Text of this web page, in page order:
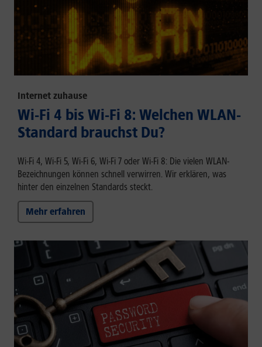
Internet zuhause
Wi-Fi 4 bis Wi-Fi 8: Welchen WLAN-
Standard brauchst Du?
Wi-Fi 4, Wi-Fi 5, Wi-Fi 6, Wi-Fi 7 oder Wi-Fi 8: Die vielen WLAN-
Bezeichnungen können schnell verwirren. Wir erklären, was
hinter den einzelnen Standards steckt.
Mehr erfahren